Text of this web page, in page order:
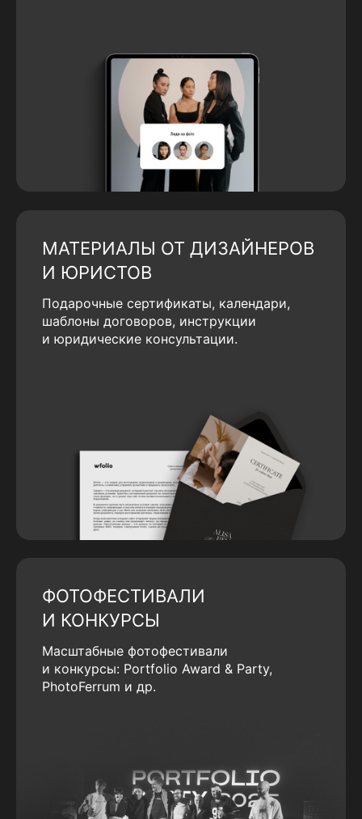
МАТЕРИАЛЫ ОТ ДИЗАЙНЕРОВ
И ЮРИСТОВ
Подарочные сертификаты, календари,
шаблоны договоров, инструкции
и юридические консультации.
ФОТОФЕСТИВАЛИ
И КОНКУРСЫ
Масштабные фотофестивали
и конкурсы: Portfolio Award & Party,
PhotoFerrum и др.